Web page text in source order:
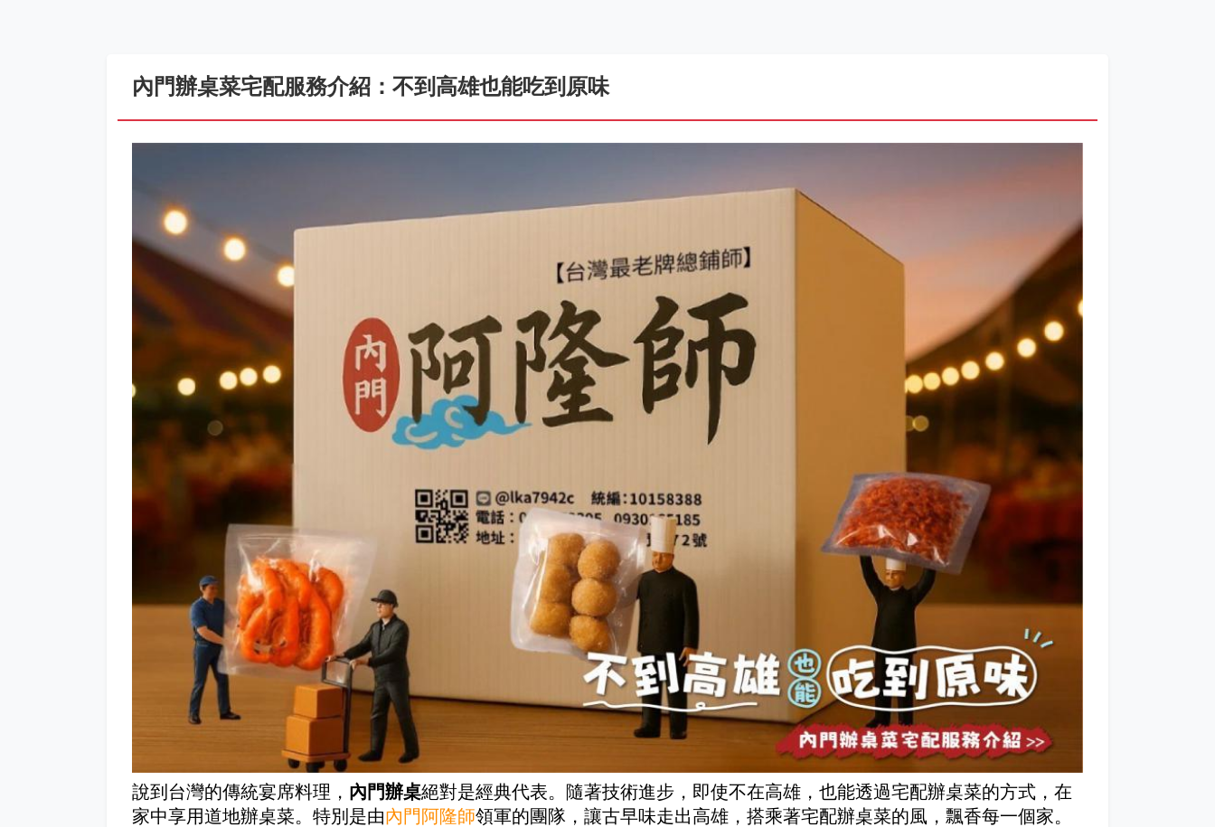
內門辦桌菜宅配服務介紹：不到高雄也能吃到原味
說到台灣的傳統宴席料理， 內門辦桌絕對是經典代表。隨著技術進步，即使不在高雄，也能透過宅配辦桌菜的方式， 在
家中享用道地辦桌菜。 特別是由內門阿隆師領軍的團隊， 讓古早味走出高雄，搭乘著宅配辦桌菜的風，飄香每一個家。